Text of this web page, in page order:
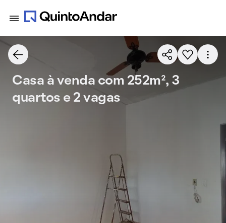
Casa à venda com 252m², 3
quartos e 2 vagas